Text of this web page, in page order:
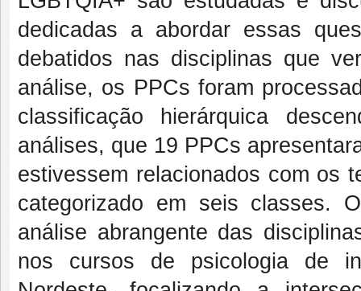
dedicadas a abordar essas
debatidos nas disciplinas que
análise, os PPCs foram
classificação hierárquica
análises, que 19 PPCs
estivessem relacionados com os
categorizado em seis classes.
análise abrangente das
nos cursos de psicologia de